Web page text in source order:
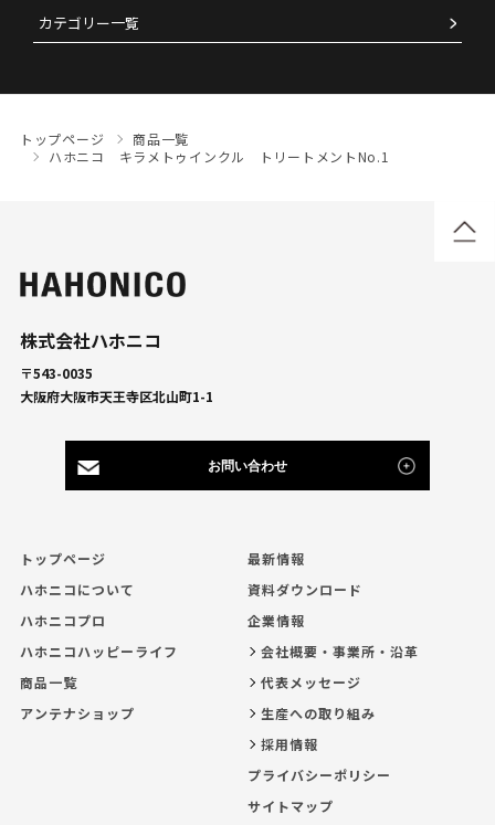
カテゴリー一覧
トップページ
商品一覧
ハホニコ キラメトゥインクル トリートメントNo.1
株式会社ハホニコ
〒543-0035
大阪府大阪市天王寺区北山町1-1
お問い合わせ
トップページ
ハホニコについて
ハホニコプロ
ハホニコハッピーライフ
商品一覧
アンテナショップ
最新情報
資料ダウンロード
企業情報
会社概要・事業所・沿革
代表メッセージ
生産への取り組み
採用情報
プライバシーポリシー
サイトマップ